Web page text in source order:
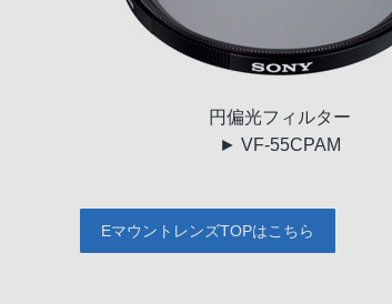
円偏光フィルター
► VF-55CPAM
EマウントレンズTOPはこちら